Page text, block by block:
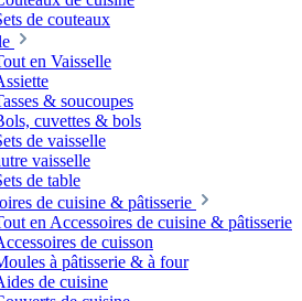
de couteaux
en Vaisselle
& soucoupes
cuvettes & bols
de vaisselle
vaisselle
de table
de cuisine & pâtisserie
en Accessoires de cuisine & pâtisserie
de cuisson
à pâtisserie & à four
de cuisine